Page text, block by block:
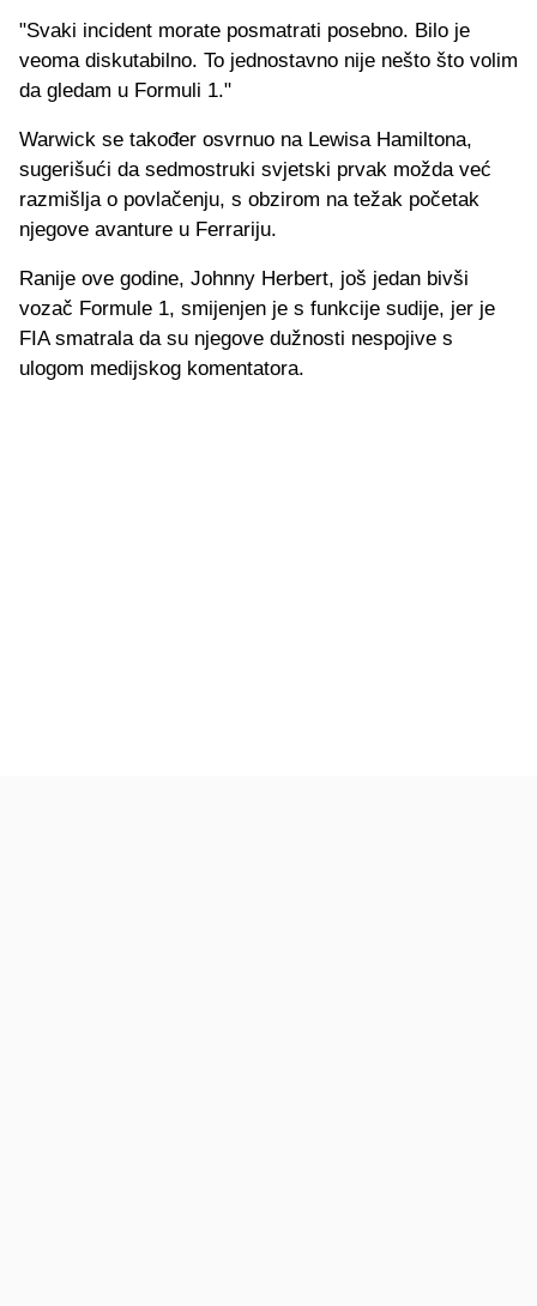
"Svaki incident morate posmatrati posebno. Bilo je
veoma diskutabilno. To jednostavno nije nešto što volim
da gledam u Formuli 1."
Warwick se također osvrnuo na Lewisa Hamiltona,
sugerišući da sedmostruki svjetski prvak možda već
razmišlja o povlačenju, s obzirom na težak početak
njegove avanture u Ferrariju.
Ranije ove godine, Johnny Herbert, još jedan bivši
vozač Formule 1, smijenjen je s funkcije sudije, jer je
FIA smatrala da su njegove dužnosti nespojive s
ulogom medijskog komentatora.